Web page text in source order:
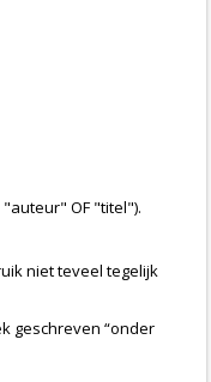
OF "titel").
niet teveel tegelijk
geschreven “onder